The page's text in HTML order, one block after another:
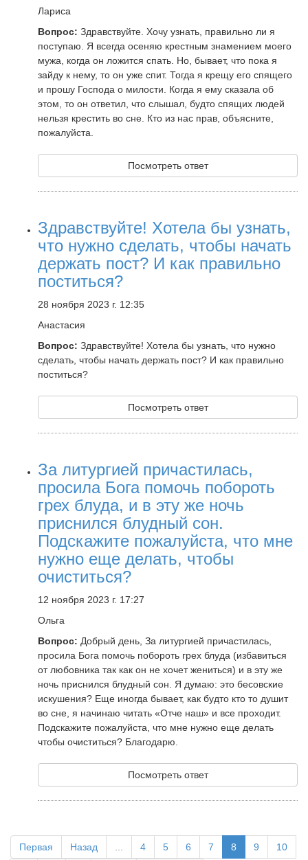
Лариса
Вопрос: Здравствуйте. Хочу узнать, правильно ли я
поступаю. Я всегда осеняю крестным знамением моего
мужа, когда он ложится спать. Но, бывает, что пока я
зайду к нему, то он уже спит. Тогда я крещу его спящего
и прошу Господа о милости. Когда я ему сказала об
этом, то он ответил, что слышал, будто спящих людей
нельзя крестить во сне. Кто из нас прав, объясните,
пожалуйста.
Посмотреть ответ
Здравствуйте! Хотела бы узнать,
что нужно сделать, чтобы начать
держать пост? И как правильно
поститься?
28 ноября 2023 г. 12:35
Анастасия
Вопрос: Здравствуйте! Хотела бы узнать, что нужно
сделать, чтобы начать держать пост? И как правильно
поститься?
Посмотреть ответ
За литургией причастилась,
просила Бога помочь побороть
грех блуда, и в эту же ночь
приснился блудный сон.
Подскажите пожалуйста, что мне
нужно еще делать, чтобы
очиститься?
12 ноября 2023 г. 17:27
Ольга
Вопрос: Добрый день, За литургией причастилась,
просила Бога помочь побороть грех блуда (избавиться
от любовника так как он не хочет жениться) и в эту же
ночь приснился блудный сон. Я думаю: это бесовские
искушения? Еще иногда бывает, как будто кто то душит
во сне, я начинаю читать «Отче наш» и все проходит.
Подскажите пожалуйста, что мне нужно еще делать
чтобы очиститься? Благодарю.
Посмотреть ответ
Первая Назад 4 5 6 7 8 9 10